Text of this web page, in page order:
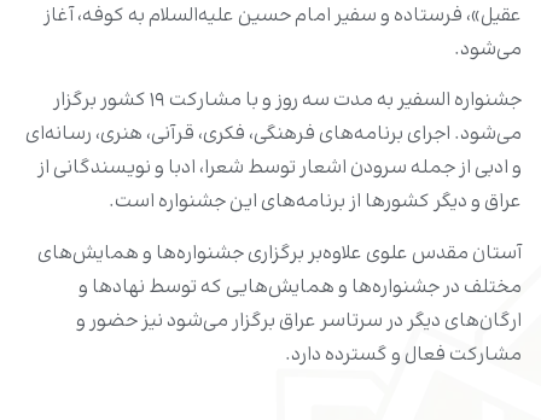
عقیل»، فرستاده و سفیر امام حسین علیه‌السلام به کوفه، آغاز
می‌شود.
جشنواره السفیر به مدت سه روز و با مشارکت ۱۹ کشور برگزار
می‌شود. اجرای برنامه‌های فرهنگی، فکری، قرآنی، هنری، رسانه‌ای
و ادبی از جمله سرودن اشعار توسط شعرا، ادبا و نویسندگانی از
عراق و دیگر کشورها از برنامه‌های این جشنواره است.
آستان مقدس علوی علاوه‌بر برگزاری جشنواره‌ها و همایش‌های
مختلف در جشنواره‌ها و همایش‌هایی که توسط نهادها و
ارگان‌‌های دیگر در سرتاسر عراق برگزار می‌شود نیز حضور و
مشارکت فعال و گسترده دارد.